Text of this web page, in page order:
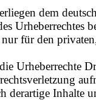
dem
Urheberrechtes
für den
Urheberrechte
derartige Inhalte